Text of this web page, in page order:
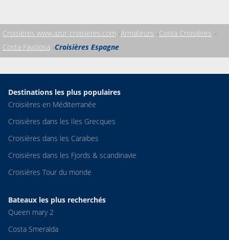
Croisières www.azur-croisieres.com Armateurs Costa Croisières
Costa Favolosa Croisières Espagne
Destinations les plus populaires
Croisières en Méditerranée
Croisières dans les Iles Grecques
Croisières dans les Caraibes
Croisières dans les Fjords & scandinavie
Croisières Tour du monde
Bateaux les plus recherchés
Queen mary 2
Costa Smeralda